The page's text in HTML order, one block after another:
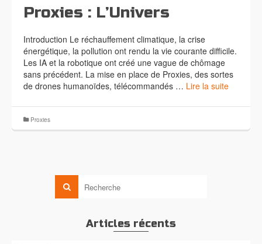
Proxies : L’Univers
Introduction Le réchauffement climatique, la crise
énergétique, la pollution ont rendu la vie courante difficile.
Les IA et la robotique ont créé une vague de chômage
sans précédent. La mise en place de Proxies, des sortes
de drones humanoïdes, télécommandés … Lire la suite
Proxies
Articles récents